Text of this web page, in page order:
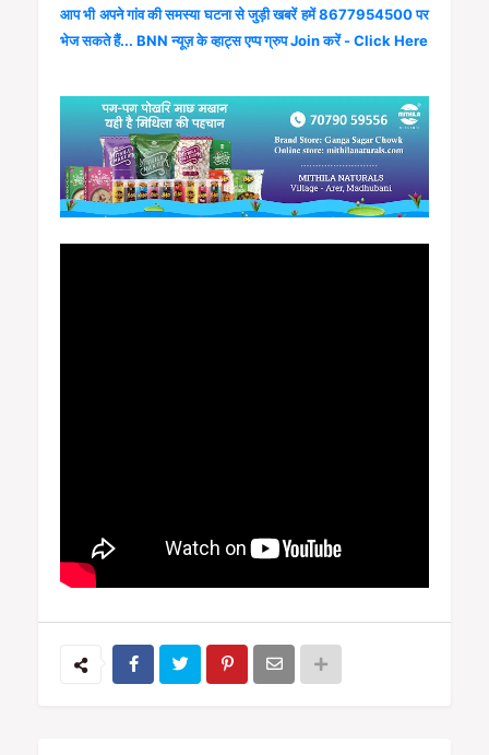
आप भी अपने गांव की समस्या घटना से जुड़ी खबरें हमें 8677954500 पर
भेज सकते हैं... BNN न्यूज़ के व्हाट्स एप्प ग्रुप Join करें - Click Here